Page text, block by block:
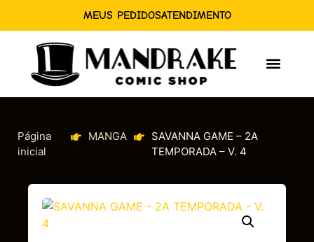
MEUS PEDIDOSATENDIMENTO
Página
inicial
MANGA
SAVANNA GAME – 2A
TEMPORADA – V. 4